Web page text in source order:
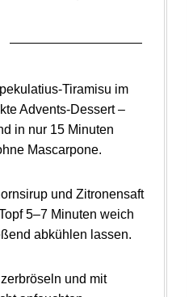
Tiramisu im
Advents-Dessert –
in nur 15 Minuten
Mascarpone.
und Zitronensaft
5–7 Minuten weich
abkühlen lassen.
und mit